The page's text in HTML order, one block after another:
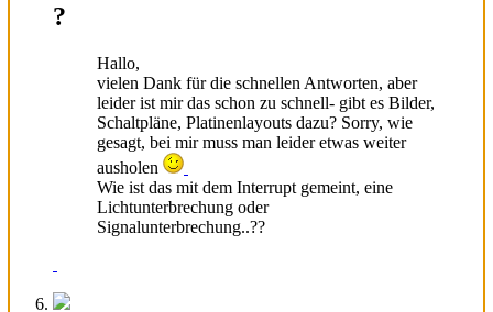
?
Hallo,
vielen Dank für die schnellen Antworten, aber
leider ist mir das schon zu schnell- gibt es Bilder,
Schaltpläne, Platinenlayouts dazu? Sorry, wie
gesagt, bei mir muss man leider etwas weiter
ausholen
Wie ist das mit dem Interrupt gemeint, eine
Lichtunterbrechung oder
Signalunterbrechung..??